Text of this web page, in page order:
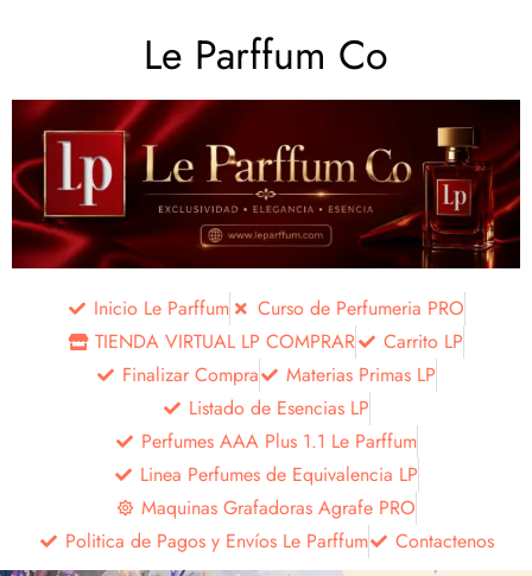
Le Parffum Co
Inicio Le Parffum
Curso de Perfumeria PRO
TIENDA VIRTUAL LP COMPRAR
Carrito LP
Finalizar Compra
Materias Primas LP
Listado de Esencias LP
Perfumes AAA Plus 1.1 Le Parffum
Linea Perfumes de Equivalencia LP
Maquinas Grafadoras Agrafe PRO
Politica de Pagos y Envíos Le Parffum
Contactenos